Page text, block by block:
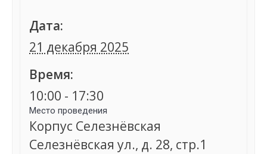
Дата:
21 декабря 2025
Время:
10:00 - 17:30
Место проведения
Корпус Селезнёвская
Селезнёвская ул., д. 28, стр.1